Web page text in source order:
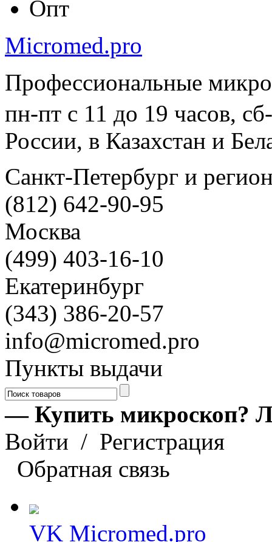
Опт
Micromed.pro
Профессиональные
пн-пт с 11 до 19 часов,
России, в Казахстан и
Санкт-Петербург и
(812) 642-90-95
Москва
(499) 403-16-10
Екатеринбург
(343) 386-20-57
info@micromed.pro
Пункты выдачи
— Купить микроскоп?
Войти / Регистрация
Обратная связь
VK Micromed.pro